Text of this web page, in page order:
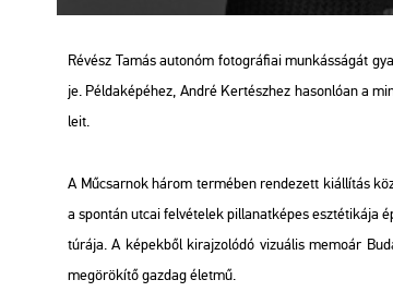
Ré­vész Tamás au­to­nóm fo­tog­rá­fi­ai mun­kás­sá­gát
je. Pél­da­ké­pé­hez, André Ker­tész­hez ha­son­ló­an a
le­it.
A Mű­csar­nok három ter­mé­ben ren­de­zett ki­ál­lí­tás
a spon­tán utcai fel­vé­te­lek pil­la­nat­ké­pes esz­té­ti­ká­ja
tú­rá­ja. A ké­pek­ből ki­raj­zo­ló­dó vi­zu­á­lis me­mo­ár
meg­örö­kí­tő gaz­dag élet­mű.